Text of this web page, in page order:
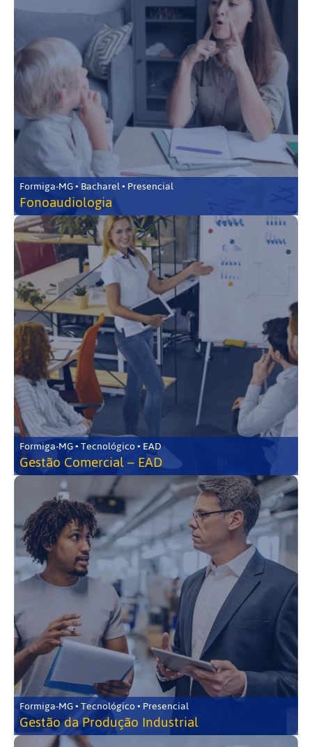
Formiga-MG • Bacharel • Presencial
Fonoaudiologia
Formiga-MG • Tecnológico • EAD
Gestão Comercial – EAD
Formiga-MG • Tecnológico • Presencial
Gestão da Produção Industrial